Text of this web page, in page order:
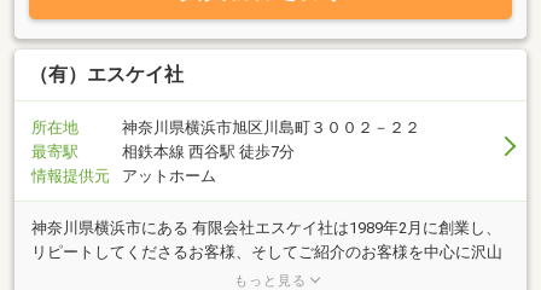
（有）エスケイ社
所在地
神奈川県横浜市旭区川島町３００２－２２
最寄駅
相鉄本線 西谷駅 徒歩7分
情報提供元
アットホーム
神奈川県横浜市にある 有限会社エスケイ社は1989年2月に創業し、
リピートしてくださるお客様、そしてご紹介のお客様を中心に沢山
の方々に支えていただいております地域に根ざしたリフォーム・不
もっと見る